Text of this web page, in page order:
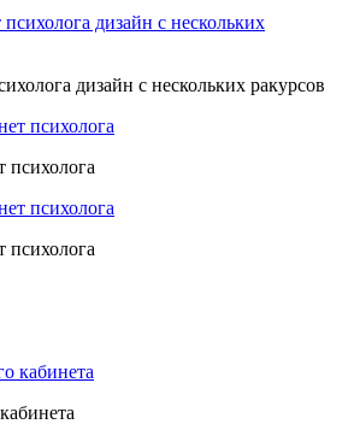
дизайн с нескольких ракурсов
психолога
психолога